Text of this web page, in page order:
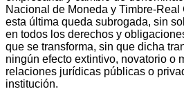
Nacional de Moneda y Timbre-Real
esta última queda subrogada, sin
en todos los derechos y
que se transforma, sin que dicha
ningún efecto extintivo, novatorio o
relaciones jurídicas públicas o
institución.